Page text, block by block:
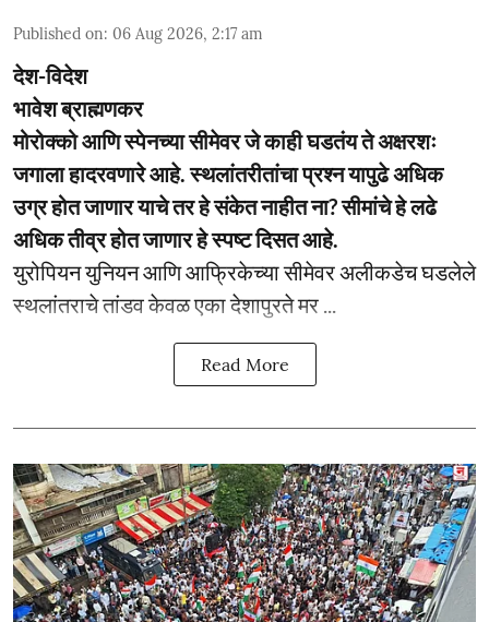
Published on: 06 Aug 2026, 2:17 am
देश-विदेश
भावेश ब्राह्मणकर
मोरोक्को आणि स्पेनच्या सीमेवर जे काही घडतंय ते अक्षरशः
जगाला हादरवणारे आहे. स्थलांतरीतांचा प्रश्न यापुढे अधिक
उग्र होत जाणार याचे तर हे संकेत नाहीत ना? सीमांचे हे लढे
अधिक तीव्र होत जाणार हे स्पष्ट दिसत आहे.
युरोपियन युनियन आणि आफ्रिकेच्या सीमेवर अलीकडेच घडलेले
स्थलांतराचे तांडव केवळ एका देशापुरते मर ...
Read More